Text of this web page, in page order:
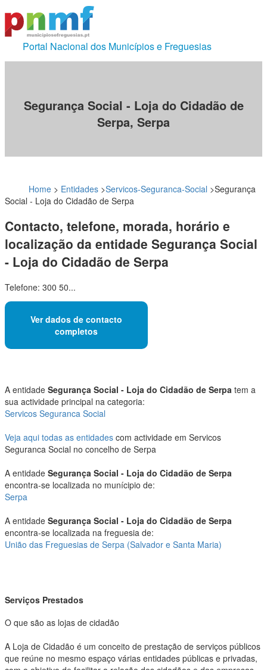
Portal Nacional dos Municípios e Freguesias
Segurança Social - Loja do Cidadão de
Serpa, Serpa
Home > Entidades >Servicos-Seguranca-Social >Segurança
Social - Loja do Cidadão de Serpa
Contacto, telefone, morada, horário e
localização da entidade Segurança Social
- Loja do Cidadão de Serpa
Telefone: 300 50...
Ver dados de contacto
completos
A entidade Segurança Social - Loja do Cidadão de Serpa tem a
sua actividade principal na categoria:
Servicos Seguranca Social
Veja aqui todas as entidades com actividade em Servicos
Seguranca Social no concelho de Serpa
A entidade Segurança Social - Loja do Cidadão de Serpa
encontra-se localizada no munícipio de:
Serpa
A entidade Segurança Social - Loja do Cidadão de Serpa
encontra-se localizada na freguesia de:
União das Freguesias de Serpa (Salvador e Santa Maria)
Serviços Prestados
O que são as lojas de cidadão
A Loja de Cidadão é um conceito de prestação de serviços públicos
que reúne no mesmo espaço várias entidades públicas e privadas,